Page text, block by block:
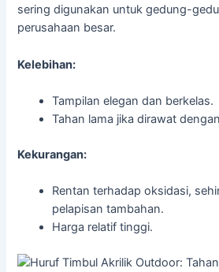
sering digunakan untuk gedung-
perusahaan besar.
Kelebihan:
Tampilan elegan dan berkelas.
Tahan lama jika dirawat
Kekurangan:
Rentan terhadap oksidasi,
pelapisan tambahan.
Harga relatif tinggi.